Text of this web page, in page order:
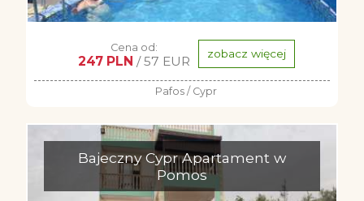
Cena od:
247 PLN / 57 EUR zobacz więcej
Pafos / Cypr
Bajeczny Cypr Apartament w
Pomos